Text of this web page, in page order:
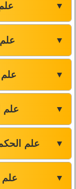
▼
علم ▼
علم ▼
علم ▼
علم ▼
▼